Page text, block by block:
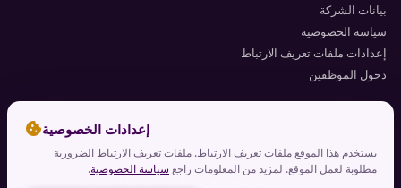
بيانات الشركة
سياسة الخصوصية
إعدادات ملفات تعريف الارتباط
دخول الموظفين
cookieإعدادات الخصوصية
يستخدم هذا الموقع ملفات تعريف الارتباط. ملفات تعريف الارتباط الضرورية
مطلوبة لعمل الموقع. لمزيد من المعلومات راجع سياسة الخصوصية.